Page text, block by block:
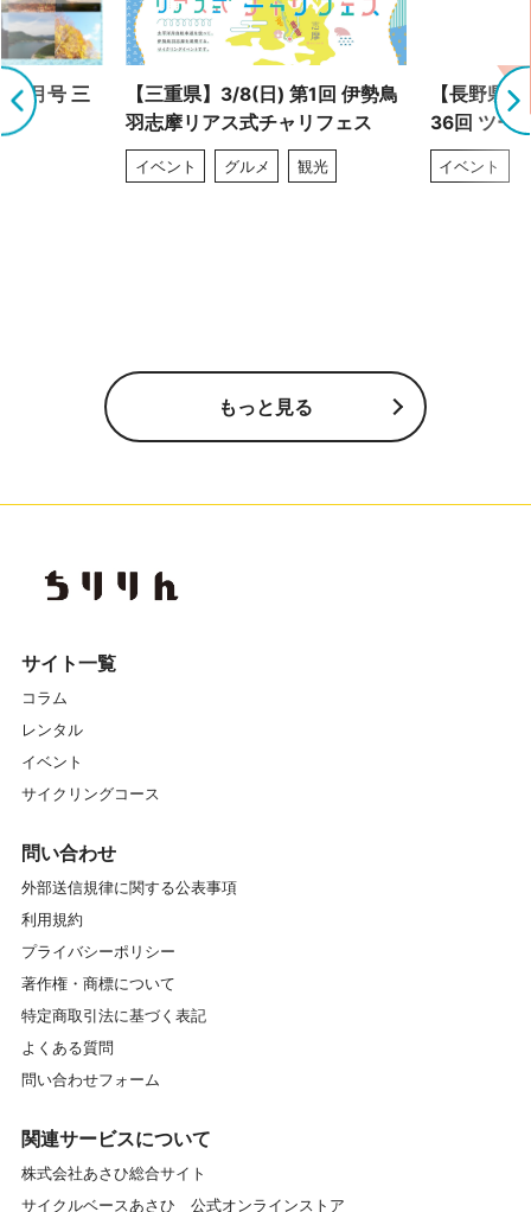
9月号 三
【三重県】3/8(日) 第1回 伊勢鳥
羽志摩リアス式チャリフェス
イベント グルメ 観光
【長野県
36回 ツー
イベント
もっと見る
サイト一覧
コラム
レンタル
イベント
サイクリングコース
問い合わせ
外部送信規律に関する公表事項
利用規約
プライバシーポリシー
著作権・商標について
特定商取引法に基づく表記
よくある質問
問い合わせフォーム
関連サービスについて
株式会社あさひ総合サイト
サイクルベースあさひ 公式オンラインストア